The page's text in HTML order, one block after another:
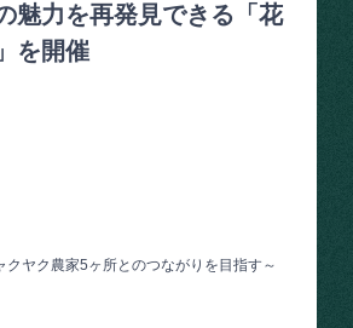
魅力を再発見できる「花
を開催
クヤク農家5ヶ所とのつながりを目指す～